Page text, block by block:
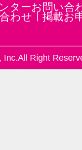
ターお問い合
わせ
掲載お
Inc.All Right